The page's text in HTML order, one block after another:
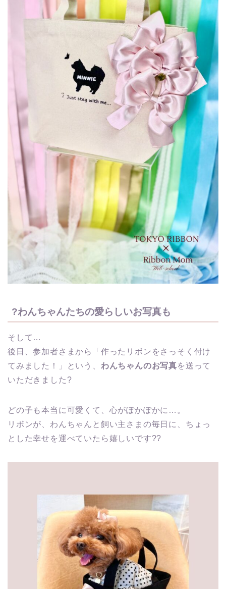
?わんちゃんたちの愛らしいお写真も
そして…
後日、参加者さまから「作ったリボンをさっそく付け
てみました！」という、 わんちゃんのお写真を送って
いただきました?
どの子も本当に可愛くて、心がぽかぽかに…。
リボンが、わんちゃんと飼い主さまの毎日に、ちょっ
とした幸せを運べていたら嬉しいです??